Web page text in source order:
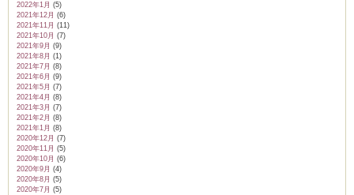
2022年1月 (5)
2021年12月 (6)
2021年11月 (11)
2021年10月 (7)
2021年9月 (9)
2021年8月 (1)
2021年7月 (8)
2021年6月 (9)
2021年5月 (7)
2021年4月 (8)
2021年3月 (7)
2021年2月 (8)
2021年1月 (8)
2020年12月 (7)
2020年11月 (5)
2020年10月 (6)
2020年9月 (4)
2020年8月 (5)
2020年7月 (5)